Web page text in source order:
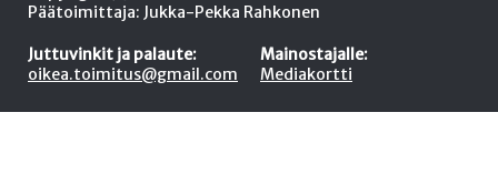
Päätoimittaja: Jukka-Pekka Rahkonen
Juttuvinkit ja palaute:
oikea.toimitus@gmail.com
Mainostajalle:
Mediakortti